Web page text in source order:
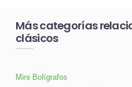
Más categorías
clásicos
Mini Bolígrafos